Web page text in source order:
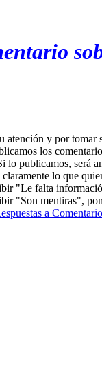
atención y por
los
lo publicamos, será
lo que
"Le falta
"Son mentiras",
a